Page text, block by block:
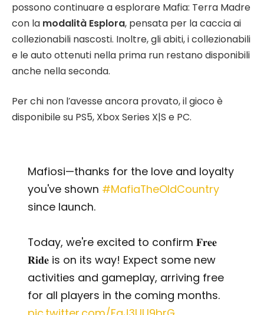
possono continuare a esplorare Mafia: Terra Madre
con la modalità Esplora, pensata per la caccia ai
collezionabili nascosti. Inoltre, gli abiti, i collezionabili
e le auto ottenuti nella prima run restano disponibili
anche nella seconda.
Per chi non l’avesse ancora provato, il gioco è
disponibile su PS5, Xbox Series X|S e PC.
Mafiosi—thanks for the love and loyalty
you've shown #MafiaTheOldCountry
since launch.
Today, we're excited to confirm 𝐅𝐫𝐞𝐞
𝐑𝐢𝐝𝐞 is on its way! Expect some new
activities and gameplay, arriving free
for all players in the coming months.